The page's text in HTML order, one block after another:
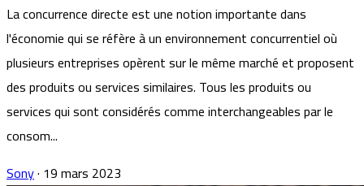
La concurrence directe est une notion importante dans
l'économie qui se réfère à un environnement concurrentiel où
plusieurs entreprises opèrent sur le même marché et proposent
des produits ou services similaires. Tous les produits ou
services qui sont considérés comme interchangeables par le
consom...
Sony· 19 mars 2023